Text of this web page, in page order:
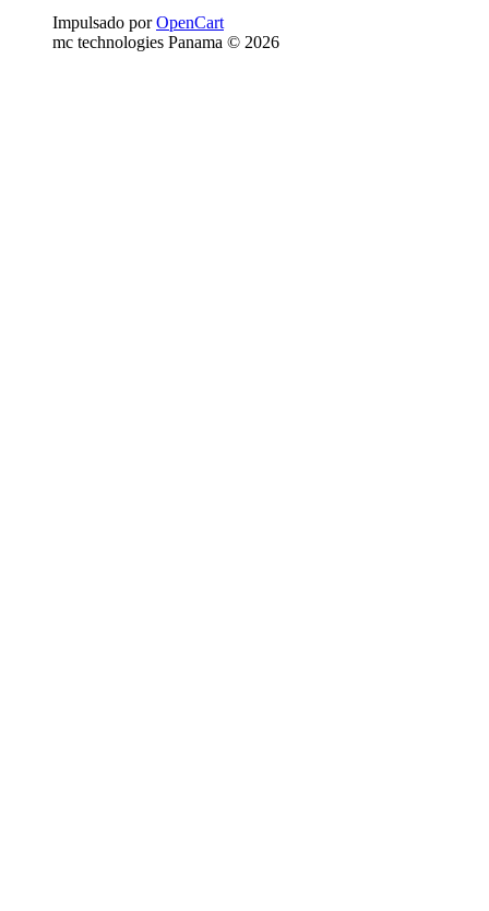
Impulsado porOpenCart
mc technologies Panama © 2026